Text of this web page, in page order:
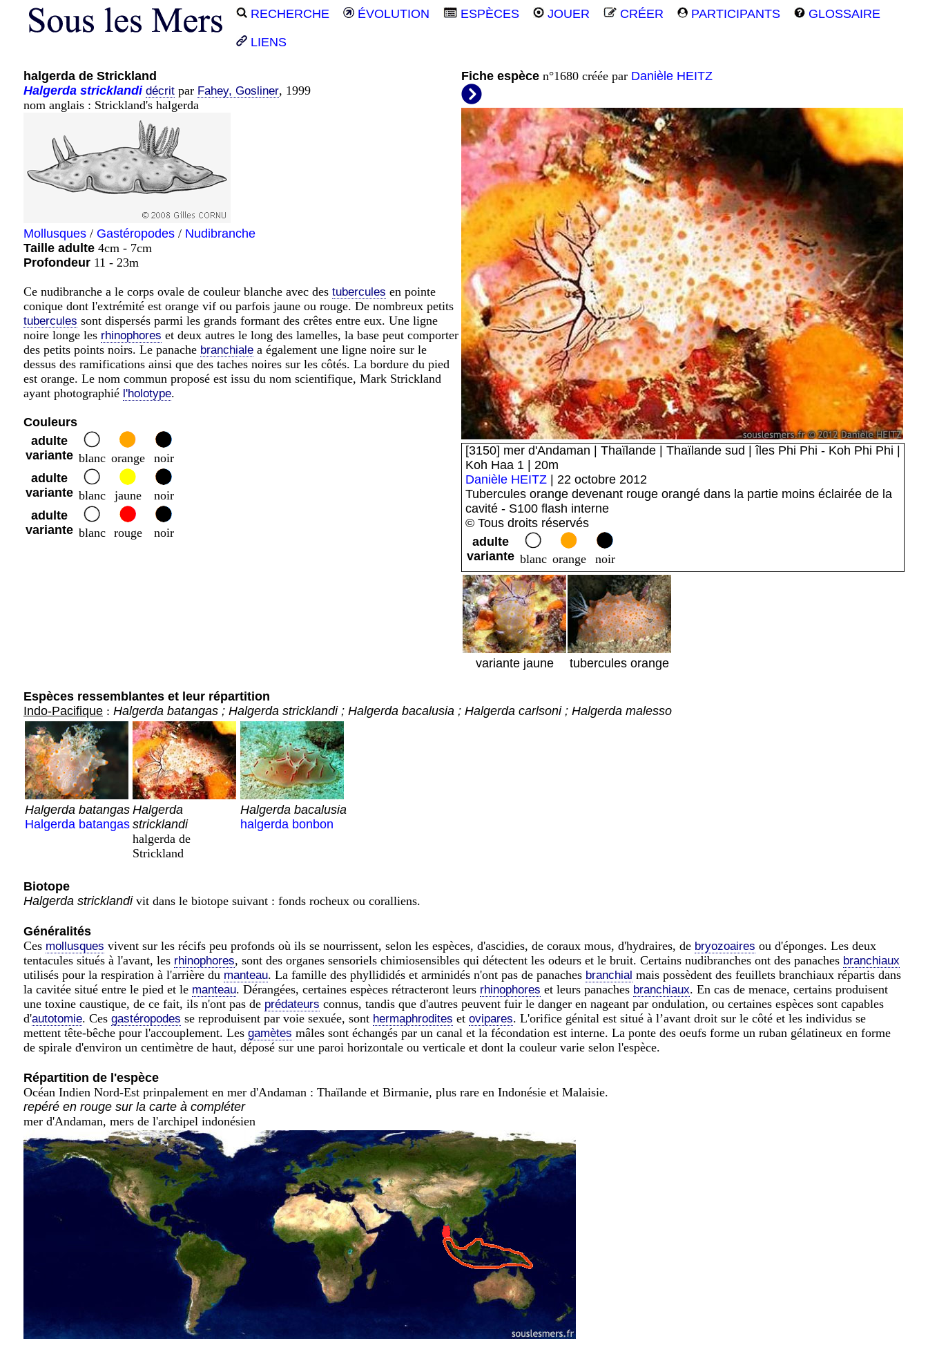
RECHERCHE ÉVOLUTION ESPÈCES JOUER CRÉER PARTICIPANTS GLOSSAIRE
LIENS
halgerda de Strickland
Halgerda stricklandi décrit par Fahey, Gosliner, 1999
nom anglais : Strickland's halgerda
Mollusques / Gastéropodes / Nudibranche
Taille adulte 4cm - 7cm
Profondeur 11 - 23m
Ce nudibranche a le corps ovale de couleur blanche avec des tubercules en pointe
conique dont l'extrémité est orange vif ou parfois jaune ou rouge. De nombreux petits
tubercules sont dispersés parmi les grands formant des crêtes entre eux. Une ligne
noire longe les rhinophores et deux autres le long des lamelles, la base peut comporter
des petits points noirs. Le panache branchiale a également une ligne noire sur le
dessus des ramifications ainsi que des taches noires sur les côtés. La bordure du pied
est orange. Le nom commun proposé est issu du nom scientifique, Mark Strickland
ayant photographié l'holotype.
Couleurs
adulte
variante blanc orange
noir
adulte
variante blanc jaune
noir
adulte
variante blanc rouge noir
Fiche espèce n°1680 créée par Danièle HEITZ
[3150] mer d'Andaman | Thaïlande | Thaïlande sud | îles Phi Phi - Koh Phi Phi |
Koh Haa 1 | 20m
Danièle HEITZ | 22 octobre 2012
Tubercules orange devenant rouge orangé dans la partie moins éclairée de la
cavité - S100 flash interne
© Tous droits réservés
adulte
variante blanc orange noir
variante jaune tubercules orange
Espèces ressemblantes et leur répartition
Indo-Pacifique : Halgerda batangas ; Halgerda stricklandi ; Halgerda bacalusia ; Halgerda carlsoni ; Halgerda malesso
Halgerda batangas
Halgerda batangas
Halgerda
stricklandi
halgerda de
Strickland
Halgerda bacalusia
halgerda bonbon
Biotope
Halgerda stricklandivit dans le biotope suivant : fonds rocheux ou coralliens.
Généralités
Ces mollusques vivent sur les récifs peu profonds où ils se nourrissent, selon les espèces, d'ascidies, de coraux mous, d'hydraires, de bryozoaires ou d'éponges. Les deux
tentacules situés à l'avant, les rhinophores, sont des organes sensoriels chimiosensibles qui détectent les odeurs et le bruit. Certains nudibranches ont des panaches branchiaux
utilisés pour la respiration à l'arrière du manteau. La famille des phyllididés et arminidés n'ont pas de panaches branchial mais possèdent des feuillets branchiaux répartis dans
la cavitée situé entre le pied et le manteau. Dérangées, certaines espèces rétracteront leurs rhinophores et leurs panaches branchiaux. En cas de menace, certains produisent
une toxine caustique, de ce fait, ils n'ont pas de prédateurs connus, tandis que d'autres peuvent fuir le danger en nageant par ondulation, ou certaines espèces sont capables
d'autotomie. Ces gastéropodes se reproduisent par voie sexuée, sont hermaphrodites et ovipares. L'orifice génital est situé à l’avant droit sur le côté et les individus se
mettent tête-bêche pour l'accouplement. Les gamètes mâles sont échangés par un canal et la fécondation est interne. La ponte des oeufs forme un ruban gélatineux en forme
de spirale d'environ un centimètre de haut, déposé sur une paroi horizontale ou verticale et dont la couleur varie selon l'espèce.
Répartition de l'espèce
Océan Indien Nord-Est prinpalement en mer d'Andaman : Thaïlande et Birmanie, plus rare en Indonésie et Malaisie.
repéré en rouge sur la carte à compléter
mer d'Andaman, mers de l'archipel indonésien